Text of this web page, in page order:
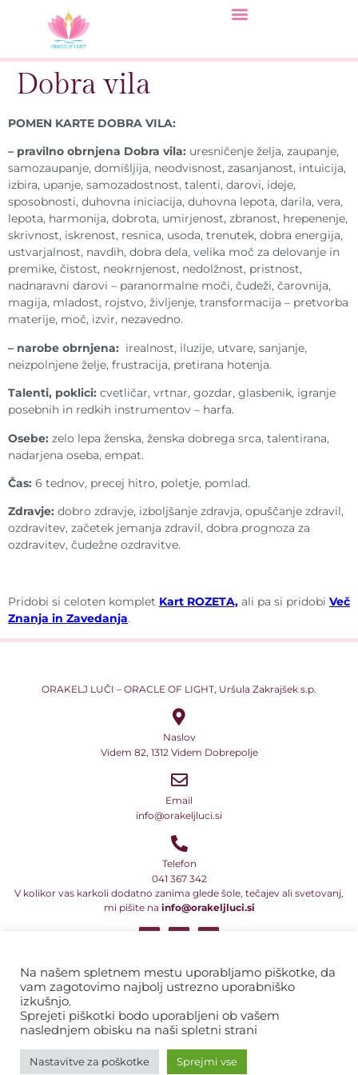
Dobra vila
POMEN KARTE DOBRA VILA:
– pravilno obrnjena Dobra vila: uresničenje želja, zaupanje,
samozaupanje, domišljija, neodvisnost, zasanjanost, intuicija,
izbira, upanje, samozadostnost, talenti, darovi, ideje,
sposobnosti, duhovna iniciacija, duhovna lepota, darila, vera,
lepota, harmonija, dobrota, umirjenost, zbranost, hrepenenje,
skrivnost, iskrenost, resnica, usoda, trenutek, dobra energija,
ustvarjalnost, navdih, dobra dela, velika moč za delovanje in
premike, čistost, neokrnjenost, nedolžnost, pristnost,
nadnaravni darovi – paranormalne moči, čudeži, čarovnija,
magija, mladost, rojstvo, življenje, transformacija – pretvorba
materije, moč, izvir, nezavedno.
– narobe obrnjena: irealnost, iluzije, utvare, sanjanje,
neizpolnjene želje, frustracija, pretirana hotenja.
Talenti, poklici: cvetličar, vrtnar, gozdar, glasbenik, igranje
posebnih in redkih instrumentov – harfa.
Osebe: zelo lepa ženska, ženska dobrega srca, talentirana,
nadarjena oseba, empat.
Čas: 6 tednov, precej hitro, poletje, pomlad.
Zdravje: dobro zdravje, izboljšanje zdravja, opuščanje zdravil,
ozdravitev, začetek jemanja zdravil, dobra prognoza za
ozdravitev, čudežne ozdravitve.
Pridobi si celoten komplet Kart ROZETA, ali pa si pridobi Več
Znanja in Zavedanja.
ORAKELJ LUČI – ORACLE OF LIGHT, Uršula Zakrajšek s.p.
Naslov
Videm 82, 1312 Videm Dobrepolje
Email
info@orakeljluci.si
Telefon
041 367 342
V kolikor vas karkoli dodatno zanima glede šole, tečajev ali svetovanj,
mi pišite na info@orakeljluci.si
pravne oblike zaščite intelektualne lastnine. Prav tako to velja za
programe in njihova imena ter naslove. Zato ta besedila, tekste, dela
besedil ali sporočil in informacij ni dovoljeno prepisovati, razmnoževati
ali kakor koli drugače razširjati v komercialne namene.
Pravno obvestilo
Na našem spletnem mestu uporabljamo piškotke, da
vam zagotovimo najbolj ustrezno uporabniško
izkušnjo.
Sprejeti piškotki bodo uporabljeni ob vašem
naslednjem obisku na naši spletni strani
Nastavitve za poškotke Sprejmi vse